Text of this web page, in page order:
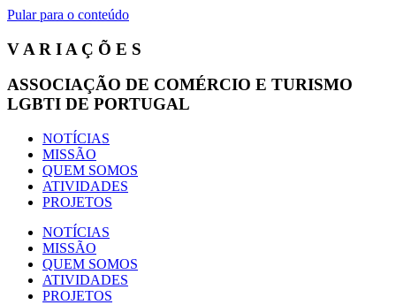
Pular para o conteúdo
V A R I A Ç Õ E S
ASSOCIAÇÃO DE COMÉRCIO E TURISMO
LGBTI DE PORTUGAL
NOTÍCIAS
MISSÃO
QUEM SOMOS
ATIVIDADES
PROJETOS
NOTÍCIAS
MISSÃO
QUEM SOMOS
ATIVIDADES
PROJETOS